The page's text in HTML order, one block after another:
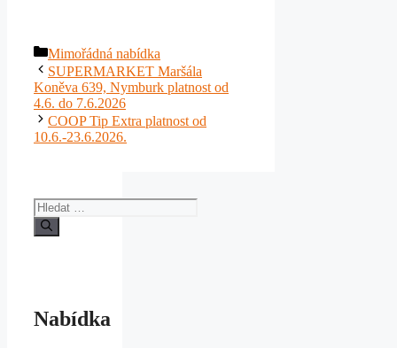
Rubriky
Mimořádná nabídka
SUPERMARKET Maršála
Koněva 639, Nymburk platnost od
4.6. do 7.6.2026
COOP Tip Extra platnost od
10.6.-23.6.2026.
Hledat:
Nabídka